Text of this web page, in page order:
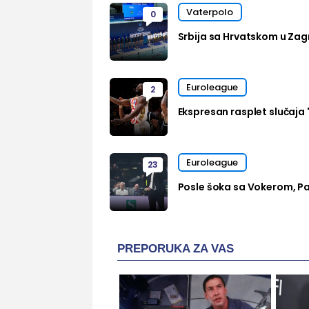
0 Vaterpolo
Srbija sa Hrvatskom u
2 Euroleague
Ekspresan rasplet
23 Euroleague
Posle šoka sa Vokerom,
PREPORUKA ZA VAS